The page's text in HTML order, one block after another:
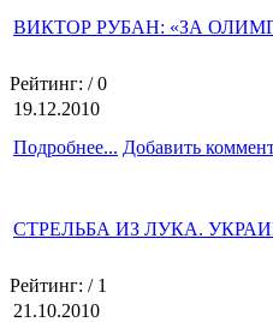
ВИКТОР РУБАН: «ЗА
Рейтинг: / 0
19.12.2010
Подробнее... Добавить
СТРЕЛЬБА ИЗ ЛУКА.
Рейтинг: / 1
21.10.2010